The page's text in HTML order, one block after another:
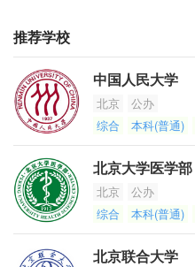
推荐学校
中国人民大学
北京
公办
综合
本科(普通)
北京大学医学部
北京
公办
综合
本科(普通)
北京联合大学